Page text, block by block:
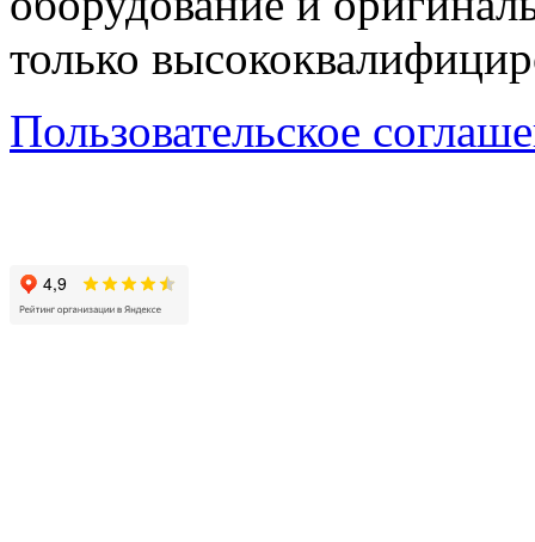
только
Пользовательское